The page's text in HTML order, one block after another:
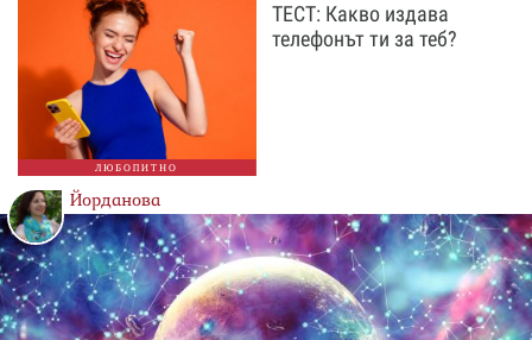
ЛЮБОПИТНО
ТЕСТ: Какво издава
телефонът ти за теб?
Йорданова